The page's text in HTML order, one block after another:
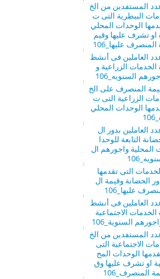
المستفدين من الخ
البيطرية التى ت
الوحدات المحلي
او تشرف عليها وقيم
المنصرف عليها_106
العاملين فى أنشط
الخدمات الزراعية و
السنويه_106
المنصرف على الخ
الزراعية التى ت
الوحدات المحلي
العاملين بدور ال
التابعة للوحدا
المحلية واجورهم ال
التى تقدمها
الحضانة وقيمة ال
عليها_106
العاملين فى أنشط
الخدمات الاجتماعية
السنوية_106
المستفدين من الخ
الاجتماعية التى
الوحدات المح
او تشرف عليها وق
المنصرف_106